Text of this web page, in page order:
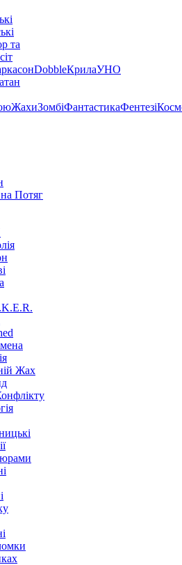
та
DobbleКрилаУНО
ЖахиЗомбіФантастикаФентезі
Потяг
Жах